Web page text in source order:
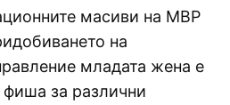
масиви на МВР
на
младата жена е
за различни